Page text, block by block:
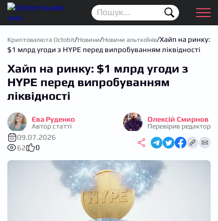
Новини
Для початківців
Криптовалюта
Біржі
Трейдинг
Гаманці
Проп трейдинг
Календар ICO
Криптовалюта Octobit/Новини/Новини альткоїнів/Хайп на ринку:
$1 млрд угоди з HYPE перед випробуванням ліквідності
Хайп на ринку: $1 млрд угоди з
HYPE перед випробуванням
ліквідності
Єва Руденко
Автор статті
Олексій Смирнов
Перевірив редактор
09.07.2026
62
0